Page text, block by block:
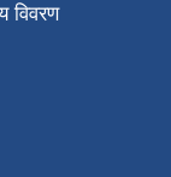
विवरण